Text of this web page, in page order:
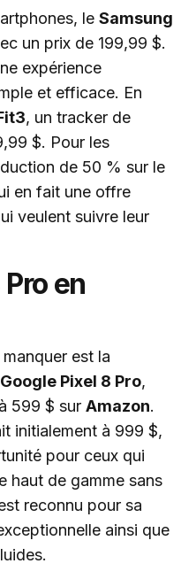
le Samsung
un prix de 199,99 $.
expérience
et efficace. En
, un tracker de
$. Pour les
de 50 % sur le
en fait une offre
veulent suivre leur
en
est la
Google Pixel 8 Pro,
599 $ sur Amazon.
initialement à 999 $,
pour ceux qui
haut de gamme sans
reconnu pour sa
ainsi que